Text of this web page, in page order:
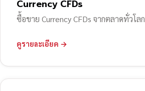
Currency CFDs
ซื้อขาย Currency CFDs จากตลาดทั่วโลก
ดูรายละเอียด →